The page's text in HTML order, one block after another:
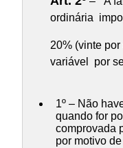
ordinária
20% (vinte
variável por
1º – Não
quando for
comprovada
por motivo